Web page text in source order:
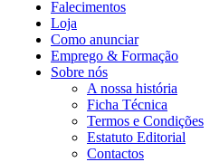
Falecimentos
Loja
Como anunciar
Emprego & Formação
Sobre nós
A nossa história
Ficha Técnica
Termos e Condições
Estatuto Editorial
Contactos